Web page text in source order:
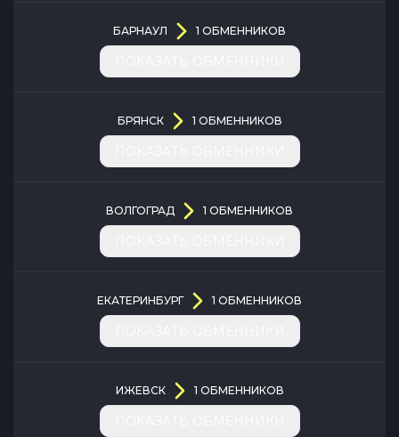
БАРНАУЛ 1 ОБМЕННИКОВ
БРЯНСК 1 ОБМЕННИКОВ
ВОЛГОГРАД 1 ОБМЕННИКОВ
ЕКАТЕРИНБУРГ 1 ОБМЕННИКОВ
ИЖЕВСК 1 ОБМЕННИКОВ